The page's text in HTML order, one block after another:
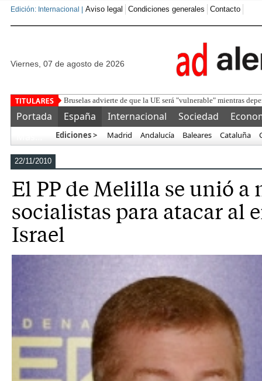
Edición: Internacional | Aviso legal Condiciones generales Contacto
viernes, 07 de agosto de 2026
Detenido un marro
Portada España Internacional Sociedad
Ediciones > Madrid Andalucía Baleares Cataluña
22/11/2010
El PP de Melilla se unió a
socialistas para atacar al
Israel